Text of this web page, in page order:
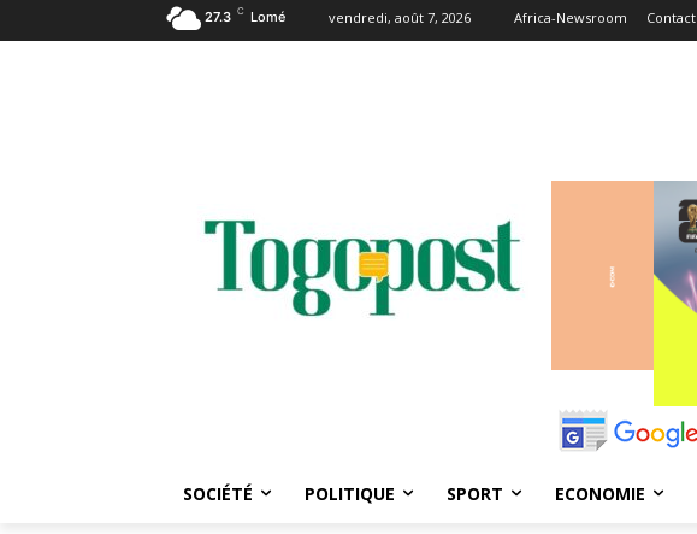
27.3 C Lomé vendredi, août 7, 2026 Africa-Newsroom Contact
SOCIÉTÉ POLITIQUE SPORT ECONOMIE